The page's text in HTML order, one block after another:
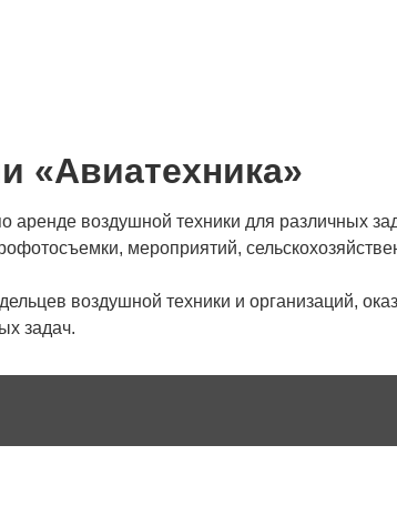
«Авиатехника»
аренде воздушной техники для различных
мероприятий,
воздушной техники и организаций,
задач.